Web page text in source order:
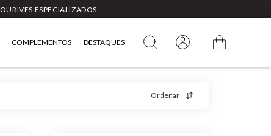
OURIVES ESPECIALIZADOS
COMPLEMENTOS DESTAQUES
Ordenar